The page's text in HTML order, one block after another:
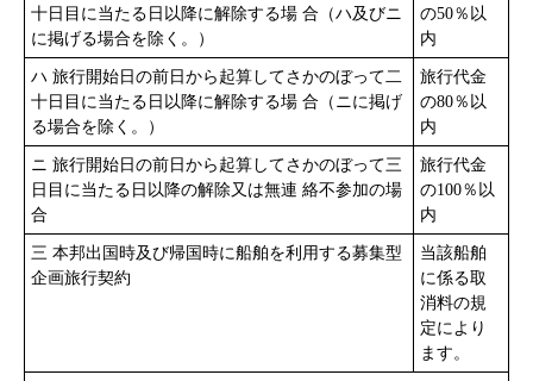
十日目に当たる日以降に解除する場 合（ハ及びニ
に掲げる場合を除く。）
の50％以
内
ハ 旅行開始日の前日から起算してさかのぼって二
十日目に当たる日以降に解除する場 合（ニに掲げ
る場合を除く。）
旅行代金
の80％以
内
ニ 旅行開始日の前日から起算してさかのぼって三
日目に当たる日以降の解除又は無連 絡不参加の場
合
旅行代金
の100％以
内
三 本邦出国時及び帰国時に船舶を利用する募集型
企画旅行契約
当該船舶
に係る取
消料の規
定により
ます。